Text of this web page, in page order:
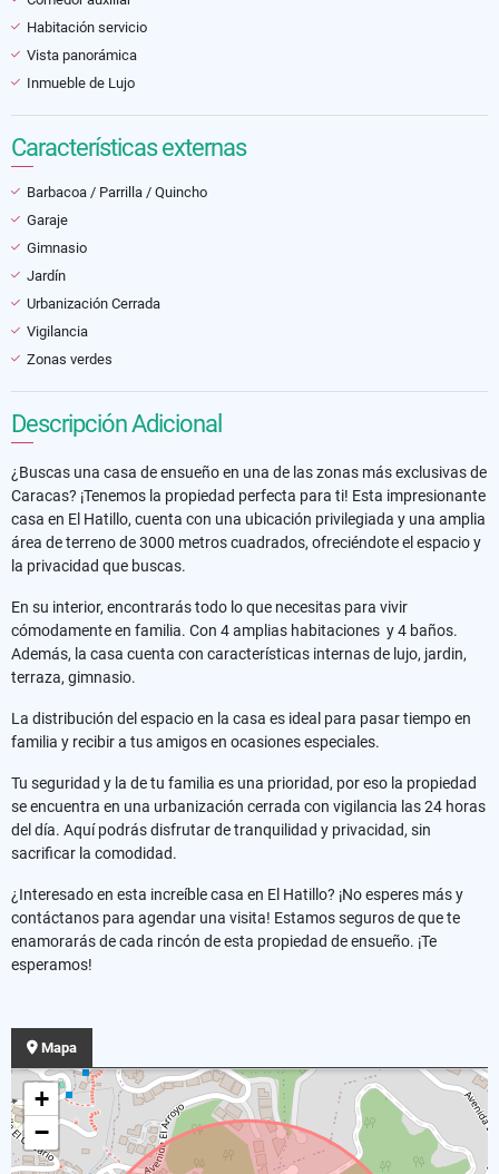
Habitación servicio
Vista panorámica
Inmueble de Lujo
Características externas
Barbacoa / Parrilla / Quincho
Garaje
Gimnasio
Jardín
Urbanización Cerrada
Vigilancia
Zonas verdes
Descripción Adicional
¿Buscas una casa de ensueño en una de las zonas más exclusivas de
Caracas? ¡Tenemos la propiedad perfecta para ti! Esta impresionante
casa en El Hatillo, cuenta con una ubicación privilegiada y una amplia
área de terreno de 3000 metros cuadrados, ofreciéndote el espacio y
la privacidad que buscas.
En su interior, encontrarás todo lo que necesitas para vivir
cómodamente en familia. Con 4 amplias habitaciones y 4 baños.
Además, la casa cuenta con características internas de lujo, jardin,
terraza, gimnasio.
La distribución del espacio en la casa es ideal para pasar tiempo en
familia y recibir a tus amigos en ocasiones especiales.
Tu seguridad y la de tu familia es una prioridad, por eso la propiedad
se encuentra en una urbanización cerrada con vigilancia las 24 horas
del día. Aquí podrás disfrutar de tranquilidad y privacidad, sin
sacrificar la comodidad.
¿Interesado en esta increíble casa en El Hatillo? ¡No esperes más y
contáctanos para agendar una visita! Estamos seguros de que te
enamorarás de cada rincón de esta propiedad de ensueño. ¡Te
esperamos!
Mapa
+
−